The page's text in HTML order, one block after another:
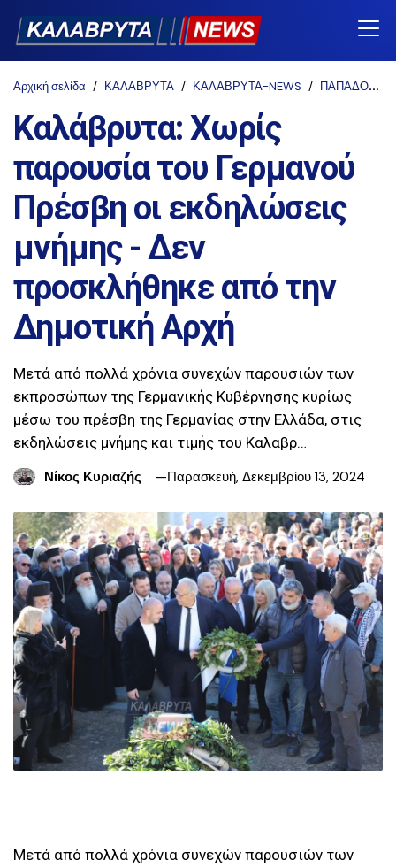
Αρχική σελίδα ΚΑΛΑΒΡΥΤΑ ΚΑΛΑΒΡΥΤΑ-NEWS ΠΑΠΑΔΟΠΟΥΛΟΣ ΑΘΑΝΑΣΙΟΣ
Καλάβρυτα: Χωρίς
παρουσία του Γερμανού
Πρέσβη οι εκδηλώσεις
μνήμης - Δεν
προσκλήθηκε από την
Δημοτική Αρχή
Μετά από πολλά χρόνια συνεχών παρουσιών των
εκπροσώπων της Γερμανικής Κυβέρνησης κυρίως
μέσω του πρέσβη της Γερμανίας στην Ελλάδα, στις
εκδηλώσεις μνήμης και τιμής του Καλαβρ…
Νίκος Κυριαζής
Παρασκευή, Δεκεμβρίου 13, 2024
Μετά από πολλά χρόνια συνεχών παρουσιών των